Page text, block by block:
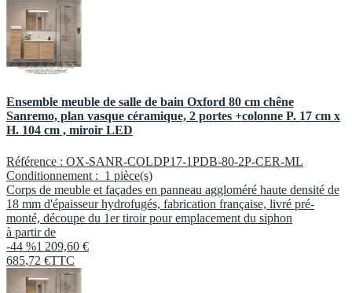
Ensemble meuble de salle de bain Oxford 80 cm chêne
Sanremo, plan vasque céramique, 2 portes +colonne P. 17 cm x
H. 104 cm , miroir LED
Référence : OX-SANR-COLDP17-1PDB-80-2P-CER-ML
Conditionnement : 1 pièce(s)
Corps de meuble et façades en panneau aggloméré haute densité de
18 mm d'épaisseur hydrofugés, fabrication française, livré pré-
monté, découpe du 1er tiroir pour emplacement du siphon
à partir de
-44 %1 209,60 €
685,72 €TTC